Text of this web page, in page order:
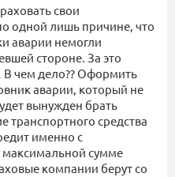
свои
одной лишь причине, что
аварии немогли
стороне. За это
В чем дело?? Оформить
аварии, который не
вынужден брать
транспортного средства
именно с
сумме
компании берут со